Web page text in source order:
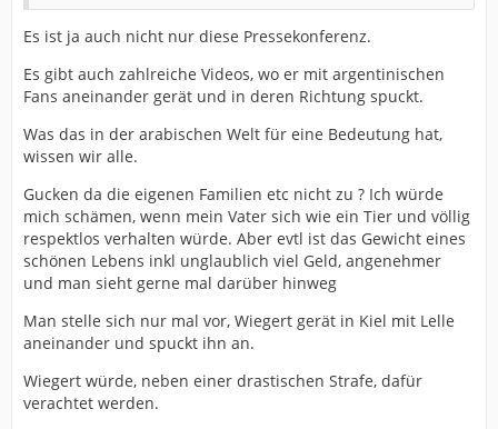
Es ist ja auch nicht nur diese Pressekonferenz.
Es gibt auch zahlreiche Videos, wo er mit argentinischen
Fans aneinander gerät und in deren Richtung spuckt.
Was das in der arabischen Welt für eine Bedeutung hat,
wissen wir alle.
Gucken da die eigenen Familien etc nicht zu ? Ich würde
mich schämen, wenn mein Vater sich wie ein Tier und völlig
respektlos verhalten würde. Aber evtl ist das Gewicht eines
schönen Lebens inkl unglaublich viel Geld, angenehmer
und man sieht gerne mal darüber hinweg
Man stelle sich nur mal vor, Wiegert gerät in Kiel mit Lelle
aneinander und spuckt ihn an.
Wiegert würde, neben einer drastischen Strafe, dafür
verachtet werden.